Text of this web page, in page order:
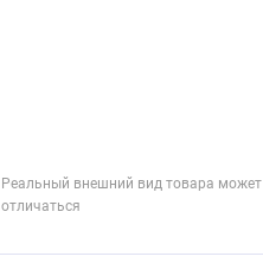
Реальный внешний вид товара может
отличаться